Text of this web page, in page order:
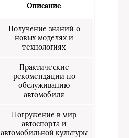
Описание
Получение знаний о
новых моделях и
технологиях
Практические
рекомендации по
обслуживанию
автомобиля
Погружение в мир
автоспорта и
автомобильной культуры